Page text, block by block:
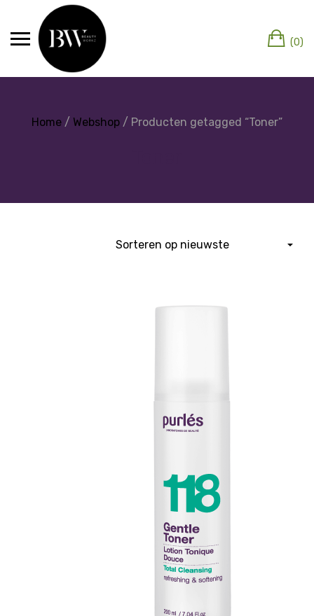
(0)
Home / Webshop / Producten getagged “Toner”